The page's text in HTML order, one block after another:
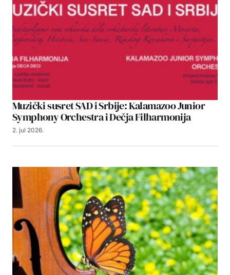
Muzički susret SAD i Srbije: Kalamazoo Junior
Symphony Orchestra i Dečja Filharmonija
2. jul 2026.